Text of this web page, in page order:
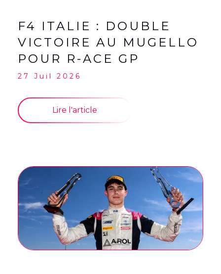
F4 ITALIE : DOUBLE
VICTOIRE AU MUGELLO
POUR R-ACE GP
27 Juil 2026
Lire l'article